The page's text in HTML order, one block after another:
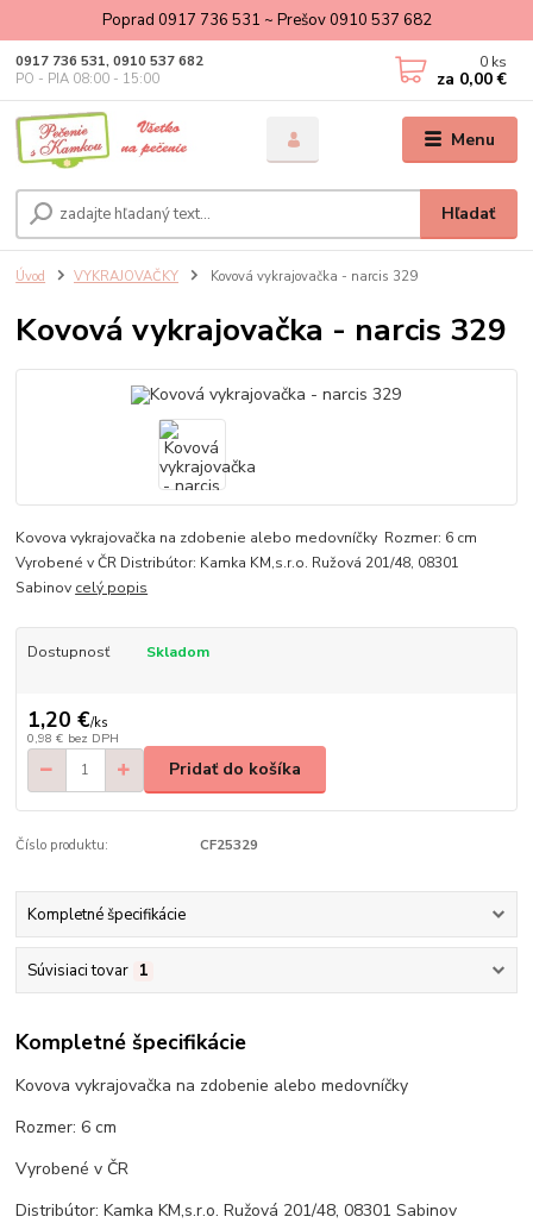
Poprad 0917 736 531 ~ Prešov 0910 537 682
Menu
Hľadať
0917 736 531, 0910 537 682
PO - PIA 08:00 - 15:00
0 ks
za 0,00 €
Úvod VYKRAJOVAČKY Kovová vykrajovačka - narcis 329
Kovová vykrajovačka - narcis 329
Kovova vykrajovačka na zdobenie alebo medovníčky Rozmer: 6 cm
Vyrobené v ČR Distribútor: Kamka KM,s.r.o. Ružová 201/48, 08301
Sabinov celý popis
Dostupnosť Skladom
1,20 €/ks
0,98 € bez DPH
Pridať do košíka
Číslo produktu: CF25329
Kompletné špecifikácie
Súvisiaci tovar 1
Kompletné špecifikácie
Kovova vykrajovačka na zdobenie alebo medovníčky
Rozmer: 6 cm
Vyrobené v ČR
Distribútor: Kamka KM,s.r.o. Ružová 201/48, 08301 Sabinov